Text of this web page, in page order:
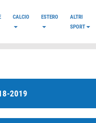
CALCIO ESTERO
ALTRI
SPORT
2019